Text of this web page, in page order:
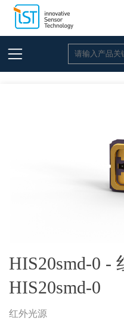
首页 >红外光源>
HIS20smd-0 -
HIS20smd-0
红外光源